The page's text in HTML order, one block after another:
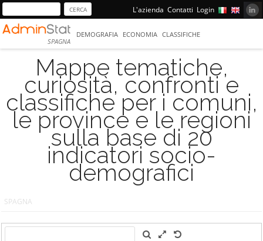
L'azienda Contatti Login
SPAGNA
DEMOGRAFIA ECONOMIA CLASSIFICHE
Mappe tematiche,
curiosità, confronti e
classifiche per i comuni,
le province e le regioni
sulla base di 20
indicatori socio-
demografici
SPAGNA